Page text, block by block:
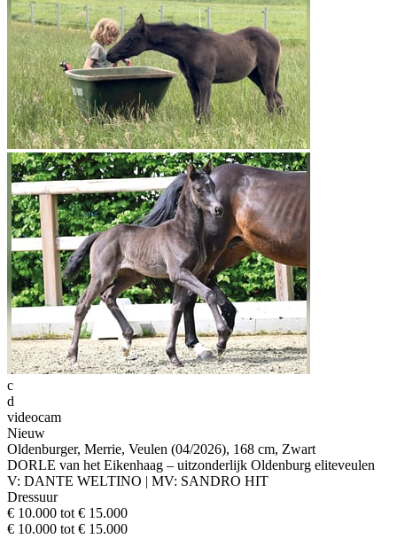
c
d
videocam
Nieuw
Oldenburger, Merrie, Veulen (04/2026), 168 cm, Zwart
DORLE van het Eikenhaag – uitzonderlijk Oldenburg eliteveulen
V: DANTE WELTINO | MV: SANDRO HIT
Dressuur
€ 10.000 tot € 15.000
€ 10.000 tot € 15.000